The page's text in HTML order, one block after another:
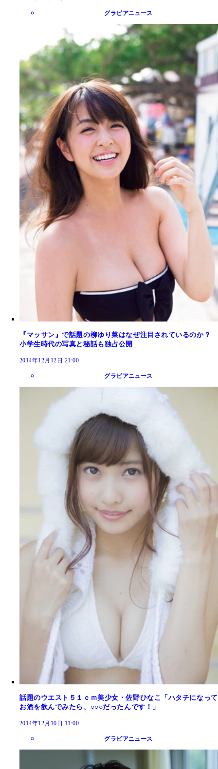
グラビアニュース
『マッサン』で話題の柳ゆり菜はなぜ注目されているのか？
小学生時代の写真と秘話も独占公開
2014年12月12日 21:00
グラビアニュース
話題のウエスト５１ｃｍ美少女・佐野ひなこ「ハタチになって
お酒を飲んでみたら、○○○だったんです！」
2014年12月10日 11:00
グラビアニュース